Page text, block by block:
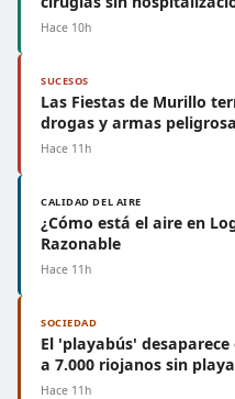
Hace 10h
SUCESOS
Las Fiestas de Murillo
drogas y armas
Hace 11h
CALIDAD DEL AIRE
¿Cómo está el aire en
Razonable
Hace 11h
SOCIEDAD
El 'playabús'
a 7.000 riojanos sin playa
Hace 11h